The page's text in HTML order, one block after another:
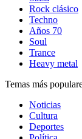
Rock clásico
Techno
Años 70
Soul
Trance
Heavy metal
Temas más
Noticias
Cultura
Deportes